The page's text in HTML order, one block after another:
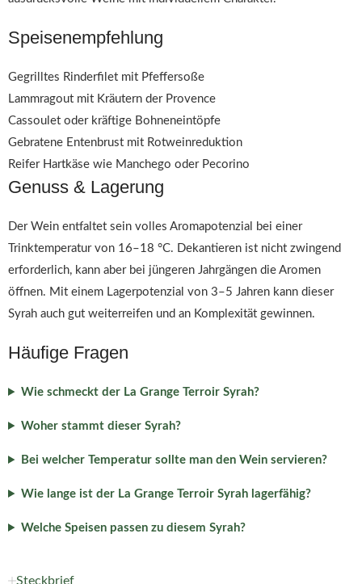
Speisenempfehlung
Gegrilltes Rinderfilet mit Pfeffersoße
Lammragout mit Kräutern der Provence
Cassoulet oder kräftige Bohneneintöpfe
Gebratene Entenbrust mit Rotweinreduktion
Reifer Hartkäse wie Manchego oder Pecorino
Genuss & Lagerung
Der Wein entfaltet sein volles Aromapotenzial bei einer
Trinktemperatur von 16–18 °C. Dekantieren ist nicht zwingend
erforderlich, kann aber bei jüngeren Jahrgängen die Aromen
öffnen. Mit einem Lagerpotenzial von 3–5 Jahren kann dieser
Syrah auch gut weiterreifen und an Komplexität gewinnen.
Häufige Fragen
Wie schmeckt der La Grange Terroir Syrah?
Woher stammt dieser Syrah?
Bei welcher Temperatur sollte man den Wein servieren?
Wie lange ist der La Grange Terroir Syrah lagerfähig?
Welche Speisen passen zu diesem Syrah?
Steckbrief